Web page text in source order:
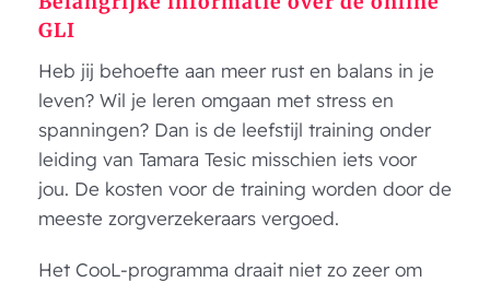
GLI
Heb jij behoefte aan meer rust en balans in je
leven? Wil je leren omgaan met stress en
spanningen? Dan is de leefstijl training onder
leiding van Tamara Tesic misschien iets voor
jou. De kosten voor de training worden door de
meeste zorgverzekeraars vergoed.
Het CooL-programma draait niet zo zeer om